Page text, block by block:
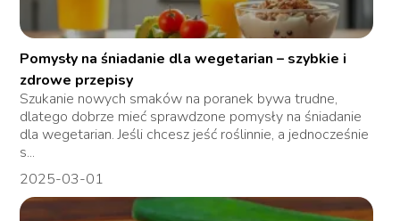
Pomysły na śniadanie dla wegetarian – szybkie i
zdrowe przepisy
Szukanie nowych smaków na poranek bywa trudne,
dlatego dobrze mieć sprawdzone pomysły na śniadanie
dla wegetarian. Jeśli chcesz jeść roślinnie, a jednocześnie
s...
2025-03-01